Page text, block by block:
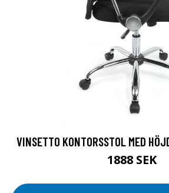
VINSETTO KONTORSSTOL MED
1888 SEK